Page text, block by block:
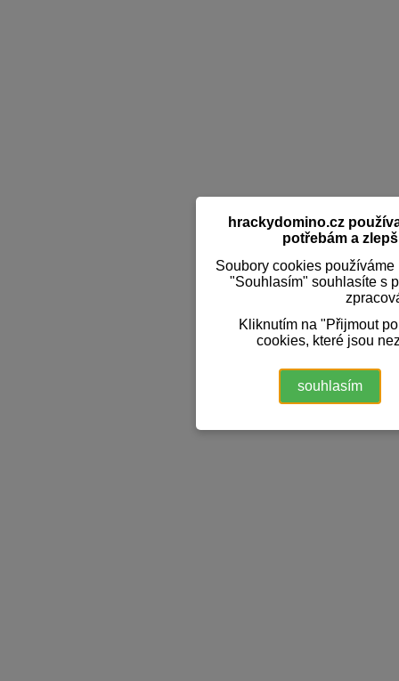
hrackydomino.cz
potřebám a
Soubory cookies
"Souhlasím" souhlasíte s
Kliknutím na "Přijmout
cookies, které jsou
souhlasím